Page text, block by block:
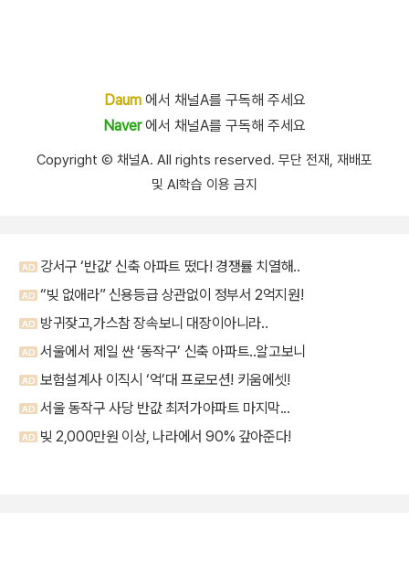
Daum에서 채널A를 구독해 주세요
Naver에서 채널A를 구독해 주세요
Copyright Ⓒ 채널A. All rights reserved. 무단 전재, 재배포
및 AI학습 이용 금지